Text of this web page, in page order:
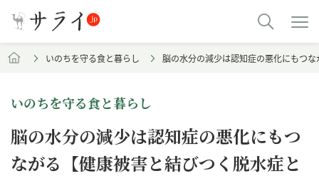
いのちを守る食と暮らし 脳の水分の減少は認知症の悪化にもつ
いのちを守る食と暮らし
脳の水分の減少は認知症の悪化にもつ
ながる【健康被害と結びつく脱水症と